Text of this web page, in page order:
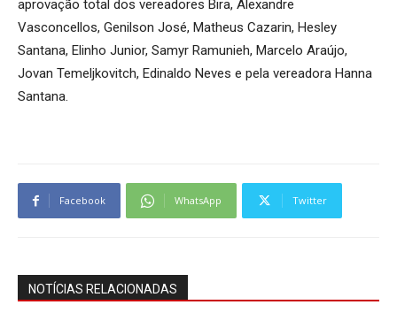
aprovação total dos vereadores Bira, Alexandre
Vasconcellos, Genilson José, Matheus Cazarin, Hesley
Santana, Elinho Junior, Samyr Ramunieh, Marcelo Araújo,
Jovan Temeljkovitch, Edinaldo Neves e pela vereadora Hanna
Santana.
Facebook WhatsApp Twitter
NOTÍCIAS RELACIONADAS